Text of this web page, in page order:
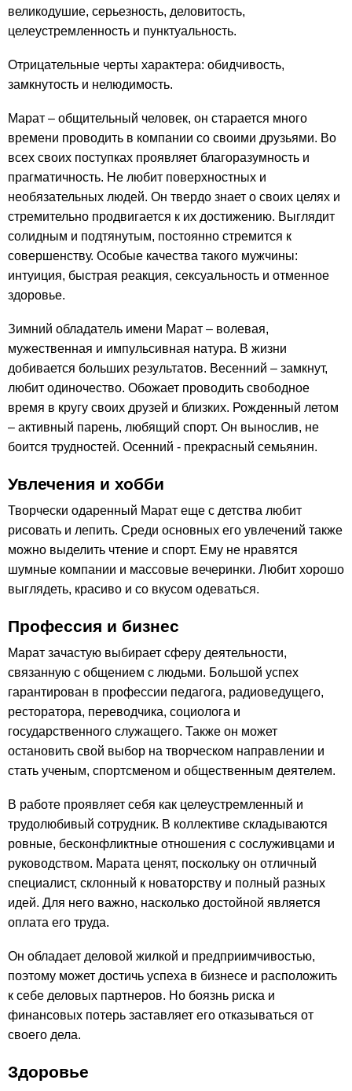
великодушие, серьезность, деловитость,
целеустремленность и пунктуальность.
Отрицательные черты характера: обидчивость,
замкнутость и нелюдимость.
Марат – общительный человек, он старается много
времени проводить в компании со своими друзьями. Во
всех своих поступках проявляет благоразумность и
прагматичность. Не любит поверхностных и
необязательных людей. Он твердо знает о своих целях и
стремительно продвигается к их достижению. Выглядит
солидным и подтянутым, постоянно стремится к
совершенству. Особые качества такого мужчины:
интуиция, быстрая реакция, сексуальность и отменное
здоровье.
Зимний обладатель имени Марат – волевая,
мужественная и импульсивная натура. В жизни
добивается больших результатов. Весенний – замкнут,
любит одиночество. Обожает проводить свободное
время в кругу своих друзей и близких. Рожденный летом
– активный парень, любящий спорт. Он вынослив, не
боится трудностей. Осенний - прекрасный семьянин.
Увлечения и хобби
Творчески одаренный Марат еще с детства любит
рисовать и лепить. Среди основных его увлечений также
можно выделить чтение и спорт. Ему не нравятся
шумные компании и массовые вечеринки. Любит хорошо
выглядеть, красиво и со вкусом одеваться.
Профессия и бизнес
Марат зачастую выбирает сферу деятельности,
связанную с общением с людьми. Большой успех
гарантирован в профессии педагога, радиоведущего,
ресторатора, переводчика, социолога и
государственного служащего. Также он может
остановить свой выбор на творческом направлении и
стать ученым, спортсменом и общественным деятелем.
В работе проявляет себя как целеустремленный и
трудолюбивый сотрудник. В коллективе складываются
ровные, бесконфликтные отношения с сослуживцами и
руководством. Марата ценят, поскольку он отличный
специалист, склонный к новаторству и полный разных
идей. Для него важно, насколько достойной является
оплата его труда.
Он обладает деловой жилкой и предприимчивостью,
поэтому может достичь успеха в бизнесе и расположить
к себе деловых партнеров. Но боязнь риска и
финансовых потерь заставляет его отказываться от
своего дела.
Здоровье